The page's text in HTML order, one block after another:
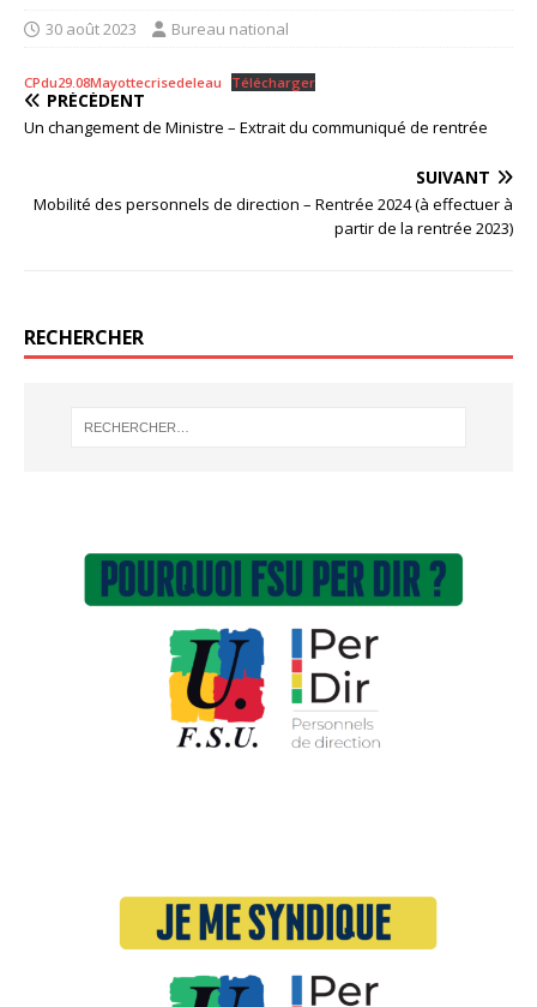
30 août 2023 Bureau national
CPdu29.08Mayottecrisedeleau Télécharger
PRÉCÉDENT
Un changement de Ministre – Extrait du communiqué de rentrée
SUIVANT
Mobilité des personnels de direction – Rentrée 2024 (à effectuer à
partir de la rentrée 2023)
RECHERCHER